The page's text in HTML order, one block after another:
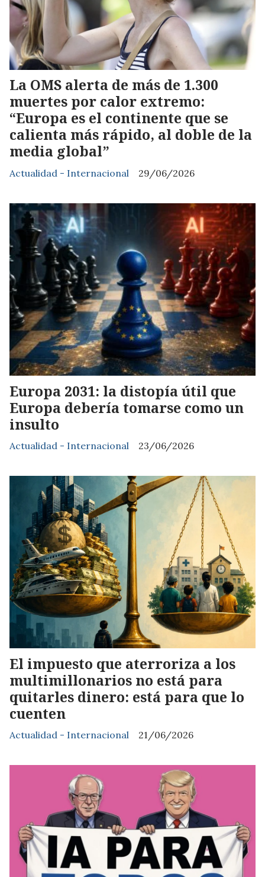
La OMS alerta de más de 1.300
muertes por calor extremo:
“Europa es el continente que se
calienta más rápido, al doble de la
media global”
Actualidad - Internacional 29/06/2026
Europa 2031: la distopía útil que
Europa debería tomarse como un
insulto
Actualidad - Internacional 23/06/2026
El impuesto que aterroriza a los
multimillonarios no está para
quitarles dinero: está para que lo
cuenten
Actualidad - Internacional 21/06/2026